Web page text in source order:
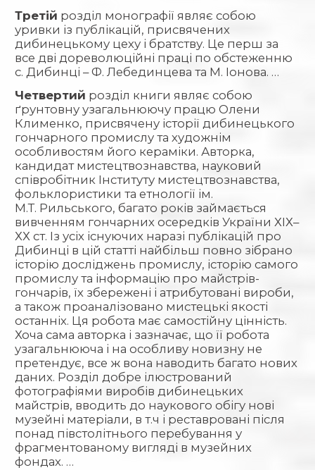
Третій розділ монографії являє собою
уривки із публікацій, присвячених
дибинецькому цеху і братству. Це перш за
все дві дореволюційні праці по обстеженню
с. Дибинці – Ф. Лебединцева та М. Іонова. …
Четвертий розділ книги являє собою
ґрунтовну узагальнюючу працю Олени
Клименко, присвячену історії дибинецького
гончарного промислу та художнім
особливостям його кераміки. Авторка,
кандидат мистецтвознавства, науковий
співробітник Інституту мистецтвознавства,
фольклористики та етнології ім.
М.Т. Рильського, багато років займається
вивченням гончарних осередків України ХІХ–
ХХ ст. Із усіх існуючих наразі публікацій про
Дибинці в цій статті найбільш повно зібрано
історію досліджень промислу, історію самого
промислу та інформацію про майстрів-
гончарів, їх збережені і атрибутовані вироби,
а також проаналізовано мистецькі якості
останніх. Ця робота має самостійну цінність.
Хоча сама авторка і зазначає, що її робота
узагальнююча і на особливу новизну не
претендує, все ж вона наводить багато нових
даних. Розділ добре ілюстрований
фотографіями виробів дибинецьких
майстрів, вводить до наукового обігу нові
музейні матеріали, в т.ч і реставровані після
понад півстолітнього перебування у
фрагментованому вигляді в музейних
фондах. …